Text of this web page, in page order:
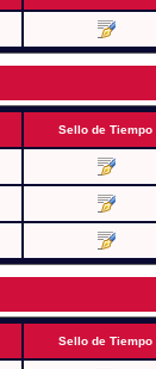
Sello de Tiempo
Sello de Tiempo